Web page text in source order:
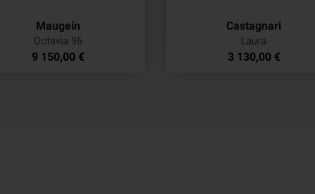
Maugein
Octavia 96
Prix
9 150,00 €
Castagnari
Laura
Prix
3 130,00 €